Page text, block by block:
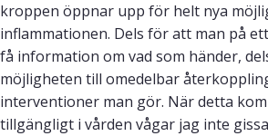
kroppen öppnar upp för helt nya
inflammationen. Dels för att man på
få information om vad som händer,
möjligheten till omedelbar
interventioner man gör. När detta
tillgängligt i vården vågar jag inte